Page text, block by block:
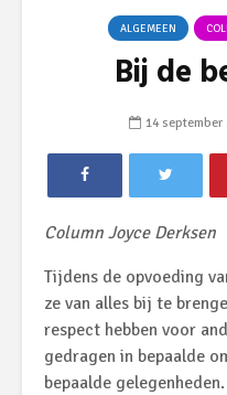
ALGEMEEN
Bij de
14 september
Column Joyce Derksen
Tijdens de opvoeding
ze van alles bij te
respect hebben voor
gedragen in bepaalde
bepaalde